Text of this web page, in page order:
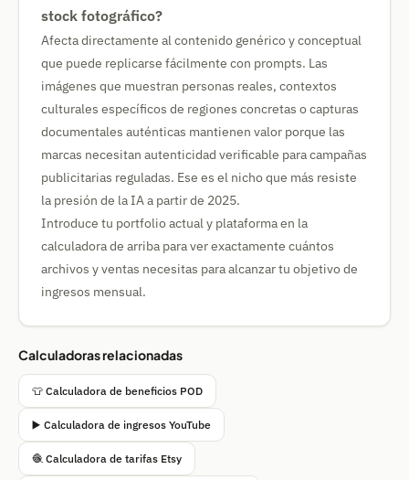
stock fotográfico?
Afecta directamente al contenido genérico y conceptual
que puede replicarse fácilmente con prompts. Las
imágenes que muestran personas reales, contextos
culturales específicos de regiones concretas o capturas
documentales auténticas mantienen valor porque las
marcas necesitan autenticidad verificable para campañas
publicitarias reguladas. Ese es el nicho que más resiste
la presión de la IA a partir de 2025.
Introduce tu portfolio actual y plataforma en la
calculadora de arriba para ver exactamente cuántos
archivos y ventas necesitas para alcanzar tu objetivo de
ingresos mensual.
Calculadoras relacionadas
👕 Calculadora de beneficios POD
▶️ Calculadora de ingresos YouTube
🧶 Calculadora de tarifas Etsy